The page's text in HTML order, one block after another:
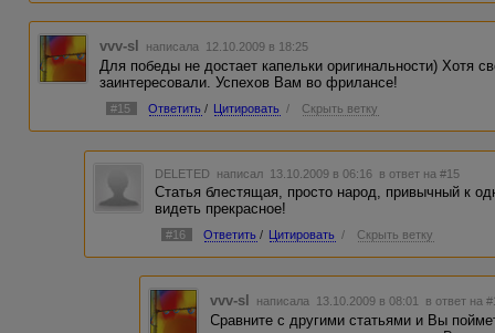
vvv-sl написала 12.10.2009 в 18:25
Для победы не достает капельки оригинальности) Хотя
заинтересовали. Успехов Вам во фрилансе!
#15 Ответить / Цитировать / Скрыть ветку
DELETED написал 13.10.2009 в 06:16 в ответ на #15
Статья блестящая, просто народ, привычный к
видеть прекрасное!
#16 Ответить / Цитировать / Скрыть ветку
vvv-sl написала 13.10.2009 в 08:01 в ответ на
Сравните с другими статьями и Вы